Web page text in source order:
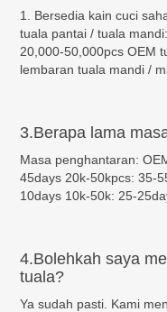
1. Bersedia kain cuci
tuala pantai / tuala
20,000-50,000pcs OEM
lembaran tuala mandi /
3.Berapa lama
Masa penghantaran:
45days 20k-50kpcs: 35-
10days 10k-50k: 25-
4.Bolehkah saya
tuala?
Ya sudah pasti. Kami